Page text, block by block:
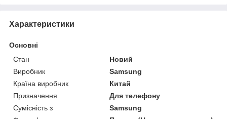
Характеристики
Основні
Стан
Новий
Виробник
Samsung
Країна виробник
Китай
Призначення
Для телефону
Сумісність з
Samsung